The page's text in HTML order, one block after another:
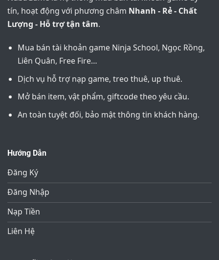
tín, hoạt động với phương châm Nhanh - Rẻ - Chất
Lượng - Hỗ trợ tận tâm.
Mua bán tài khoản game Ninja School, Ngọc Rồng,
Liên Quân, Free Fire…
Dịch vụ hỗ trợ nạp game, treo thuê, up thuê.
Mở bán item, vật phẩm, giftcode theo yêu cầu.
An toàn tuyệt đối, bảo mật thông tin khách hàng.
Hướng Dẫn
Đăng Ký
Đăng Nhập
Nạp Tiền
Liên Hệ